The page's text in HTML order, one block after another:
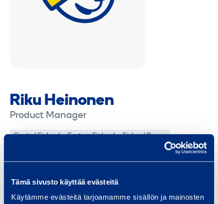
Tämä sivusto käyttää evästeitä
Käytämme evästeitä tarjoamamme sisällön ja mainosten
Riku Heinonen
Product Manager
Central Finland Eastern Finland
Finland Proper
Karelia
Kymenlaakso
Lapland Nationwide
Northern Finland
Satakunta
Savonia Southern Finland
Western Finland